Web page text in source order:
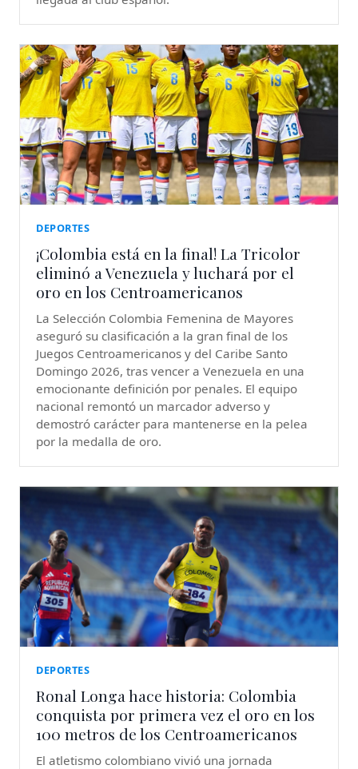
DEPORTES
¡Colombia está en la final! La Tricolor
eliminó a Venezuela y luchará por el
oro en los Centroamericanos
La Selección Colombia Femenina de Mayores
aseguró su clasificación a la gran final de los
Juegos Centroamericanos y del Caribe Santo
Domingo 2026, tras vencer a Venezuela en una
emocionante definición por penales. El equipo
nacional remontó un marcador adverso y
demostró carácter para mantenerse en la pelea
por la medalla de oro.
DEPORTES
Ronal Longa hace historia: Colombia
conquista por primera vez el oro en los
100 metros de los Centroamericanos
El atletismo colombiano vivió una jornada